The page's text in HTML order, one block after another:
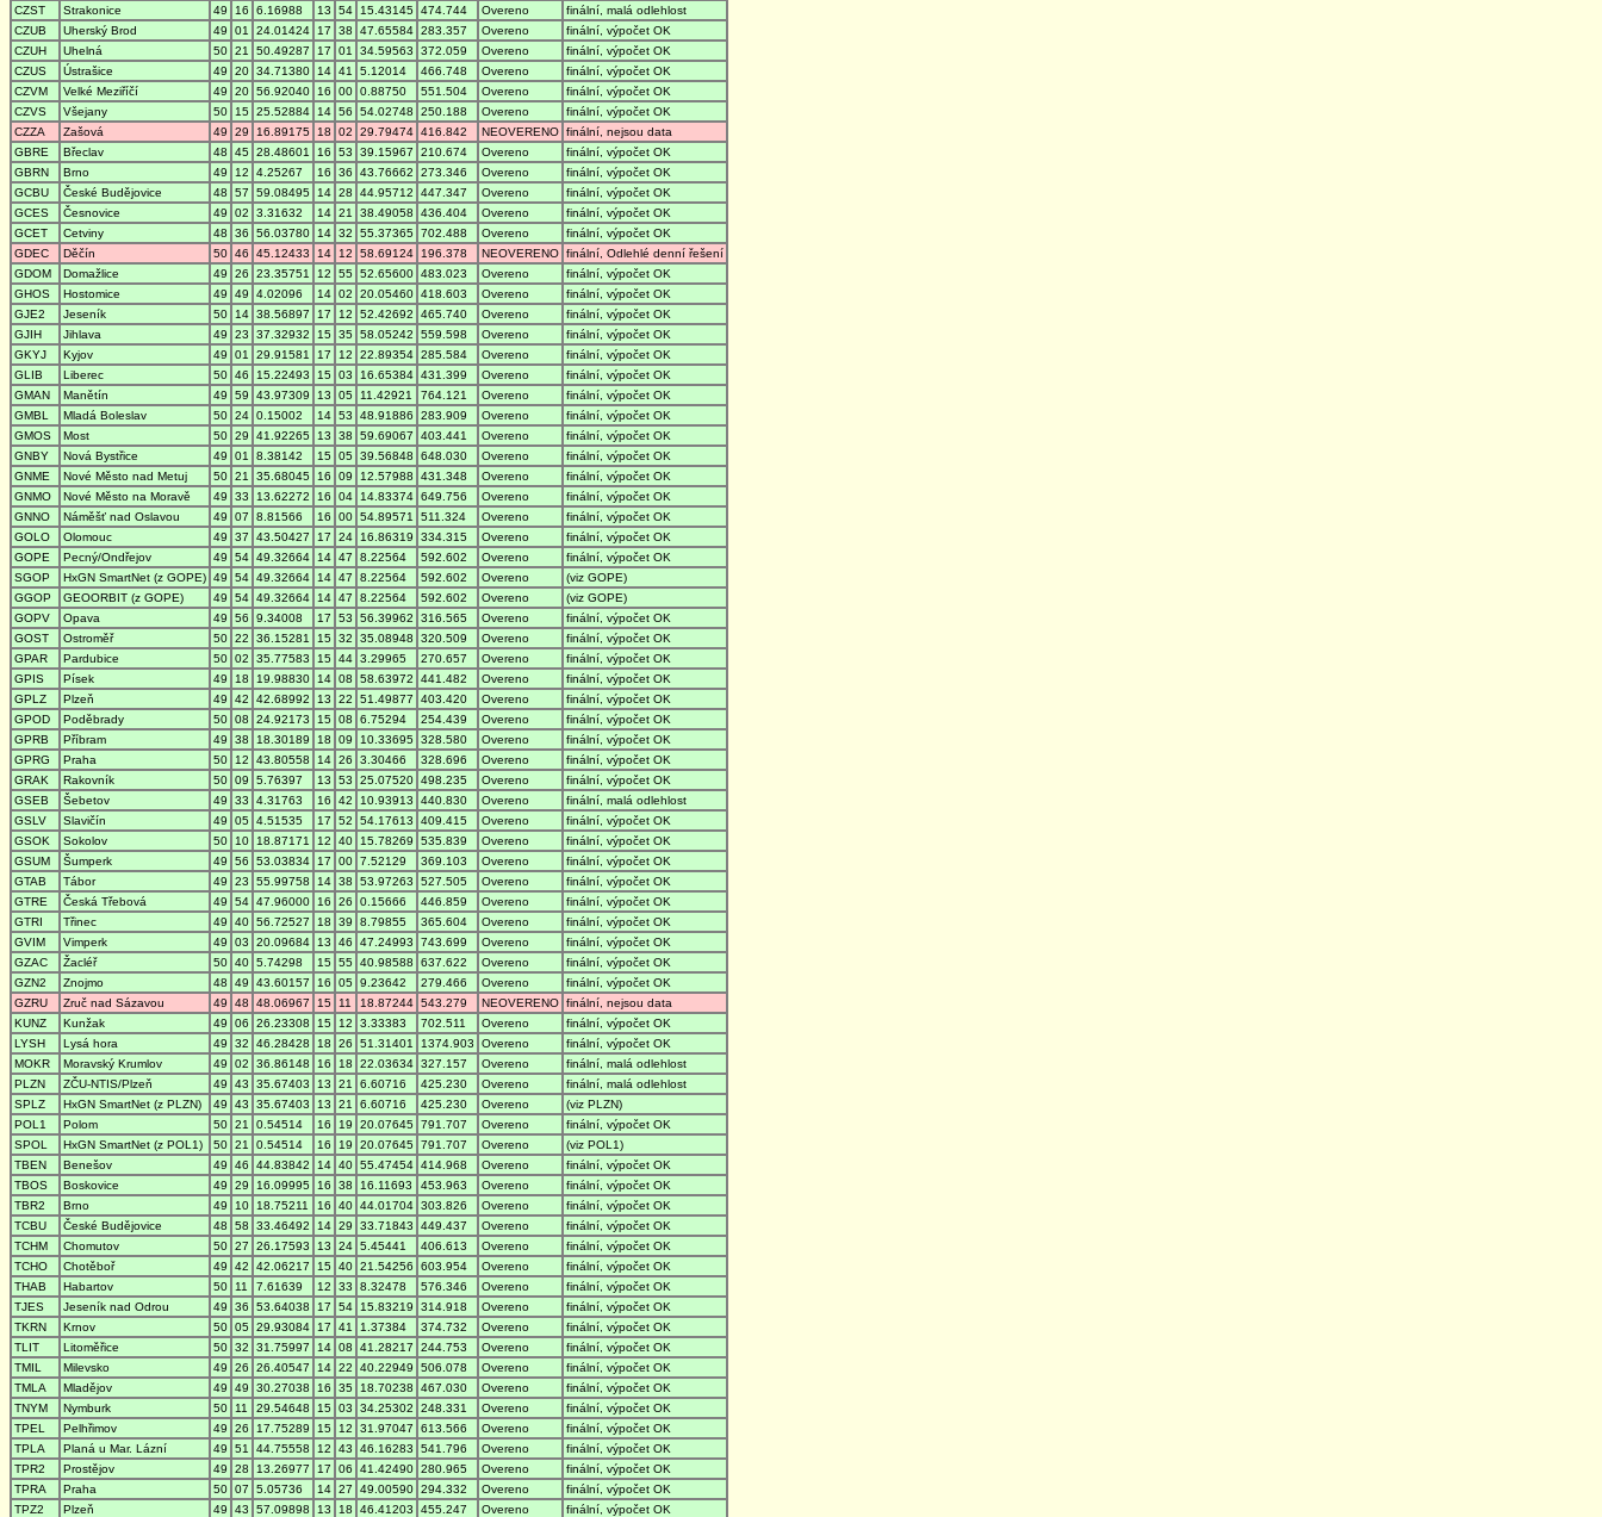
CZST
Strakonice 49 16 6.16988 13 54 15.43145 474.744 Overeno
finální, malá odlehlost
CZUB
Uherský Brod 49 01 24.01424 17 38 47.65584 283.357 Overeno
finální, výpočet OK
CZUH
Uhelná 50 21 50.49287 17 01 34.59563 372.059 Overeno
finální, výpočet OK
CZUS
Ústrašice 49 20 34.71380 14 41 5.12014 466.748 Overeno
finální, výpočet OK
CZVM
Velké Meziříčí 49 20 56.92040 16 00 0.88750 551.504 Overeno
finální, výpočet OK
CZVS
Všejany 50 15 25.52884 14 56 54.02748 250.188 Overeno
finální, výpočet OK
CZZA
Zašová 49 29 16.89175 18 02 29.79474 416.842 NEOVERENO finální, nejsou data
GBRE
Břeclav 48 45 28.48601 16 53 39.15967 210.674 Overeno
finální, výpočet OK
GBRN
Brno 49 12 4.25267 16 36 43.76662 273.346 Overeno
finální, výpočet OK
GCBU
České Budějovice 48 57 59.08495 14 28 44.95712 447.347 Overeno
finální, výpočet OK
GCES
Česnovice 49 02 3.31632 14 21 38.49058 436.404 Overeno
finální, výpočet OK
GCET
Cetviny 48 36 56.03780 14 32 55.37365 702.488 Overeno
finální, výpočet OK
GDEC
Děčín 50 46 45.12433 14 12 58.69124 196.378 NEOVERENO finální, Odlehlé denní řešení
GDOM
Domažlice 49 26 23.35751 12 55 52.65600 483.023 Overeno
finální, výpočet OK
GHOS
Hostomice 49 49 4.02096 14 02 20.05460 418.603 Overeno
finální, výpočet OK
GJE2
Jeseník 50 14 38.56897 17 12 52.42692 465.740 Overeno
finální, výpočet OK
GJIH
Jihlava 49 23 37.32932 15 35 58.05242 559.598 Overeno
finální, výpočet OK
GKYJ
Kyjov 49 01 29.91581 17 12 22.89354 285.584 Overeno
finální, výpočet OK
GLIB
Liberec 50 46 15.22493 15 03 16.65384 431.399 Overeno
finální, výpočet OK
GMAN
Manětín 49 59 43.97309 13 05 11.42921 764.121 Overeno
finální, výpočet OK
GMBL
Mladá Boleslav 50 24 0.15002 14 53 48.91886 283.909 Overeno
finální, výpočet OK
GMOS
Most 50 29 41.92265 13 38 59.69067 403.441 Overeno
finální, výpočet OK
GNBY
Nová Bystřice 49 01 8.38142 15 05 39.56848 648.030 Overeno
finální, výpočet OK
GNME
Nové Město nad Metuj 50 21 35.68045 16 09 12.57988 431.348 Overeno
finální, výpočet OK
GNMO
Nové Město na Moravě 49 33 13.62272 16 04 14.83374 649.756 Overeno
finální, výpočet OK
GNNO
Náměšť nad Oslavou 49 07 8.81566 16 00 54.89571 511.324 Overeno
finální, výpočet OK
GOLO
Olomouc 49 37 43.50427 17 24 16.86319 334.315 Overeno
finální, výpočet OK
GOPE
Pecný/Ondřejov 49 54 49.32664 14 47 8.22564 592.602 Overeno
finální, výpočet OK
SGOP
HxGN SmartNet (z GOPE) 49 54 49.32664 14 47 8.22564 592.602 Overeno
(viz GOPE)
GGOP
GEOORBIT (z GOPE) 49 54 49.32664 14 47 8.22564 592.602 Overeno
(viz GOPE)
GOPV
Opava 49 56 9.34008 17 53 56.39962 316.565 Overeno
finální, výpočet OK
GOST
Ostroměř 50 22 36.15281 15 32 35.08948 320.509 Overeno
finální, výpočet OK
GPAR
Pardubice 50 02 35.77583 15 44 3.29965 270.657 Overeno
finální, výpočet OK
GPIS
Písek 49 18 19.98830 14 08 58.63972 441.482 Overeno
finální, výpočet OK
GPLZ
Plzeň 49 42 42.68992 13 22 51.49877 403.420 Overeno
finální, výpočet OK
GPOD
Poděbrady 50 08 24.92173 15 08 6.75294 254.439 Overeno
finální, výpočet OK
GPRB
Příbram 49 38 18.30189 18 09 10.33695 328.580 Overeno
finální, výpočet OK
GPRG
Praha 50 12 43.80558 14 26 3.30466 328.696 Overeno
finální, výpočet OK
GRAK
Rakovník 50 09 5.76397 13 53 25.07520 498.235 Overeno
finální, výpočet OK
GSEB
Šebetov 49 33 4.31763 16 42 10.93913 440.830 Overeno
finální, malá odlehlost
GSLV
Slavičín 49 05 4.51535 17 52 54.17613 409.415 Overeno
finální, výpočet OK
GSOK
Sokolov 50 10 18.87171 12 40 15.78269 535.839 Overeno
finální, výpočet OK
GSUM
Šumperk 49 56 53.03834 17 00 7.52129 369.103 Overeno
finální, výpočet OK
GTAB
Tábor 49 23 55.99758 14 38 53.97263 527.505 Overeno
finální, výpočet OK
GTRE
Česká Třebová 49 54 47.96000 16 26 0.15666 446.859 Overeno
finální, výpočet OK
GTRI
Třinec 49 40 56.72527 18 39 8.79855 365.604 Overeno
finální, výpočet OK
GVIM
Vimperk 49 03 20.09684 13 46 47.24993 743.699 Overeno
finální, výpočet OK
GZAC
Žacléř 50 40 5.74298 15 55 40.98588 637.622 Overeno
finální, výpočet OK
GZN2
Znojmo 48 49 43.60157 16 05 9.23642 279.466 Overeno
finální, výpočet OK
GZRU
Zruč nad Sázavou 49 48 48.06967 15 11 18.87244 543.279 NEOVERENO finální, nejsou data
KUNZ
Kunžak 49 06 26.23308 15 12 3.33383 702.511 Overeno
finální, výpočet OK
LYSH
Lysá hora 49 32 46.28428 18 26 51.31401 1374.903 Overeno
finální, výpočet OK
MOKR
Moravský Krumlov 49 02 36.86148 16 18 22.03634 327.157 Overeno
finální, malá odlehlost
PLZN
ZČU-NTIS/Plzeň 49 43 35.67403 13 21 6.60716 425.230 Overeno
finální, malá odlehlost
SPLZ
HxGN SmartNet (z PLZN) 49 43 35.67403 13 21 6.60716 425.230 Overeno
(viz PLZN)
POL1
Polom 50 21 0.54514 16 19 20.07645 791.707 Overeno
finální, výpočet OK
SPOL
HxGN SmartNet (z POL1) 50 21 0.54514 16 19 20.07645 791.707 Overeno
(viz POL1)
TBEN
Benešov 49 46 44.83842 14 40 55.47454 414.968 Overeno
finální, výpočet OK
TBOS
Boskovice 49 29 16.09995 16 38 16.11693 453.963 Overeno
finální, výpočet OK
TBR2
Brno 49 10 18.75211 16 40 44.01704 303.826 Overeno
finální, výpočet OK
TCBU
České Budějovice 48 58 33.46492 14 29 33.71843 449.437 Overeno
finální, výpočet OK
TCHM
Chomutov 50 27 26.17593 13 24 5.45441 406.613 Overeno
finální, výpočet OK
TCHO
Chotěboř 49 42 42.06217 15 40 21.54256 603.954 Overeno
finální, výpočet OK
THAB
Habartov 50 11 7.61639 12 33 8.32478 576.346 Overeno
finální, výpočet OK
TJES
Jeseník nad Odrou 49 36 53.64038 17 54 15.83219 314.918 Overeno
finální, výpočet OK
TKRN
Krnov 50 05 29.93084 17 41 1.37384 374.732 Overeno
finální, výpočet OK
TLIT
Litoměřice 50 32 31.75997 14 08 41.28217 244.753 Overeno
finální, výpočet OK
TMIL
Milevsko 49 26 26.40547 14 22 40.22949 506.078 Overeno
finální, výpočet OK
TMLA
Mladějov 49 49 30.27038 16 35 18.70238 467.030 Overeno
finální, výpočet OK
TNYM
Nymburk 50 11 29.54648 15 03 34.25302 248.331 Overeno
finální, výpočet OK
TPEL
Pelhřimov 49 26 17.75289 15 12 31.97047 613.566 Overeno
finální, výpočet OK
TPLA
Planá u Mar. Lázní 49 51 44.75558 12 43 46.16283 541.796 Overeno
finální, výpočet OK
TPR2
Prostějov 49 28 13.26977 17 06 41.42490 280.965 Overeno
finální, výpočet OK
TPRA
Praha 50 07 5.05736 14 27 49.00590 294.332 Overeno
finální, výpočet OK
TPZ2
Plzeň 49 43 57.09898 13 18 46.41203 455.247 Overeno
finální, výpočet OK